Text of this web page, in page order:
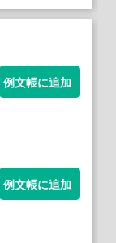
例文帳に追加
例文帳に追加